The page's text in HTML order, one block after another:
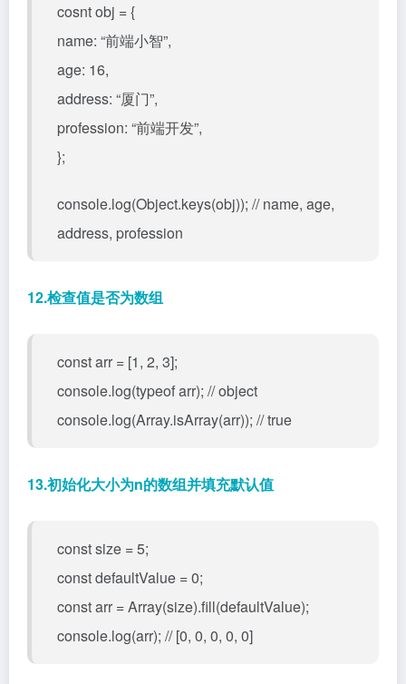
cosnt obj = {
name: “前端小智”,
age: 16,
address: “厦门”,
profession: “前端开发”,
};
console.log(Object.keys(obj)); // name, age,
address, profession
12.检查值是否为数组
const arr = [1, 2, 3];
console.log(typeof arr); // object
console.log(Array.isArray(arr)); // true
13.初始化大小为n的数组并填充默认值
const size = 5;
const defaultValue = 0;
const arr = Array(size).fill(defaultValue);
console.log(arr); // [0, 0, 0, 0, 0]